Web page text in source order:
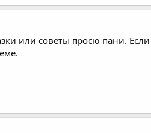
или советы просю пани.